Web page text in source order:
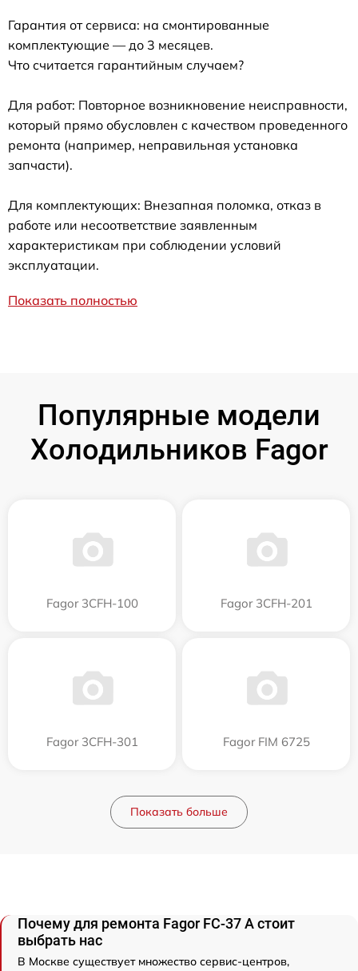
Гарантия от сервиса: на смонтированные
комплектующие — до 3 месяцев.
Что считается гарантийным случаем?
Для работ: Повторное возникновение неисправности,
который прямо обусловлен с качеством проведенного
ремонта (например, неправильная установка
запчасти).
Для комплектующих: Внезапная поломка, отказ в
работе или несоответствие заявленным
характеристикам при соблюдении условий
эксплуатации.
Показать полностью
Популярные модели
Холодильников Fagor
Fagor 3CFH-100 Fagor 3CFH-201
Fagor 3CFH-301 Fagor FIM 6725
Показать больше
Почему для ремонта Fagor FC-37 A стоит
выбрать нас
В Москве существует множество сервис-центров,